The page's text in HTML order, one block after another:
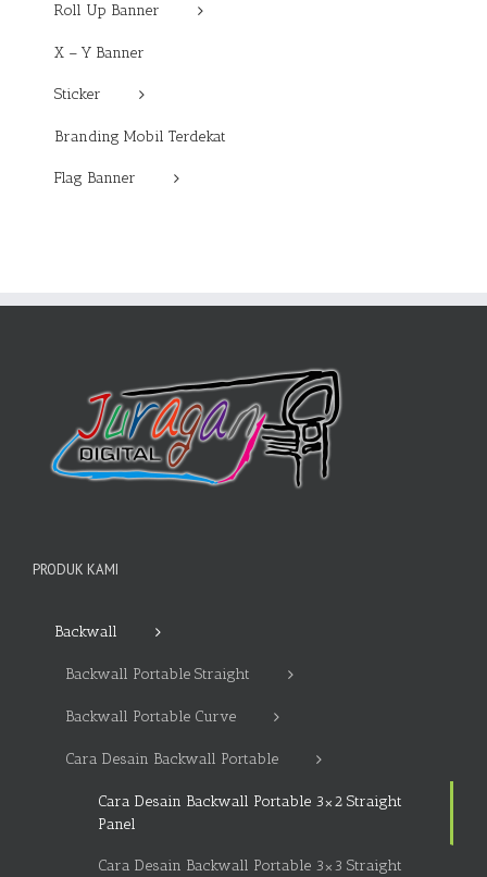
Roll Up Banner
X – Y Banner
Sticker
Branding Mobil Terdekat
Flag Banner
PRODUK KAMI
Backwall
Backwall Portable Straight
Backwall Portable Curve
Cara Desain Backwall Portable
Cara Desain Backwall Portable 3×2 Straight
Panel
Cara Desain Backwall Portable 3×3 Straight